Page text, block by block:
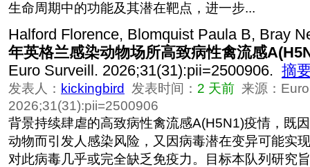
生命周期中的功能及其潜在靶点，进一步...
Halford Florence, Blomquist Paula B, Bray
年英格兰感染动物场所高致病性禽流感
Euro Surveill. 2026;31(31):pii=2500906. 摘
发表人： kickingbird 发表时间： 2 天前 来源：
2026;31(31):pii=2500906
背景持续肆虐的高致病性禽流感A(H5N1)疫情，既
动物而引发人感染风险，又因病毒潜在变异可能实
对此病毒几乎或完全缺乏免疫力。目标本队列研究